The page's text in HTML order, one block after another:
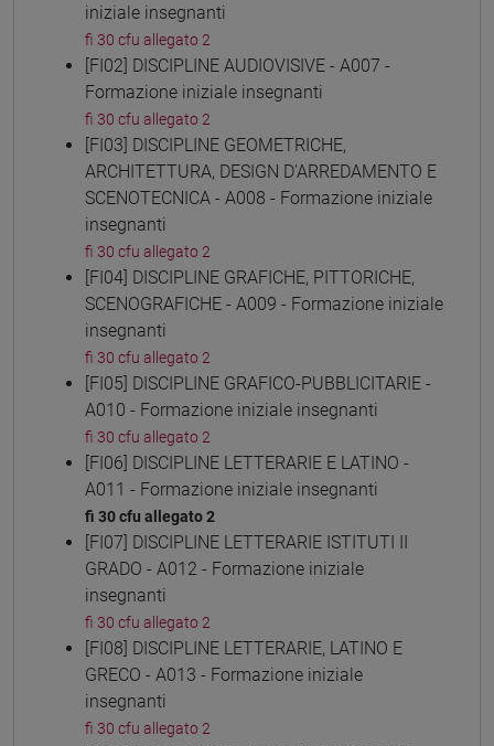
iniziale insegnanti
fi 30 cfu allegato 2
[FI02] DISCIPLINE AUDIOVISIVE - A007 -
Formazione iniziale insegnanti
fi 30 cfu allegato 2
[FI03] DISCIPLINE GEOMETRICHE,
ARCHITETTURA, DESIGN D'ARREDAMENTO E
SCENOTECNICA - A008 - Formazione iniziale
insegnanti
fi 30 cfu allegato 2
[FI04] DISCIPLINE GRAFICHE, PITTORICHE,
SCENOGRAFICHE - A009 - Formazione iniziale
insegnanti
fi 30 cfu allegato 2
[FI05] DISCIPLINE GRAFICO-PUBBLICITARIE -
A010 - Formazione iniziale insegnanti
fi 30 cfu allegato 2
[FI06] DISCIPLINE LETTERARIE E LATINO -
A011 - Formazione iniziale insegnanti
fi 30 cfu allegato 2
[FI07] DISCIPLINE LETTERARIE ISTITUTI II
GRADO - A012 - Formazione iniziale
insegnanti
fi 30 cfu allegato 2
[FI08] DISCIPLINE LETTERARIE, LATINO E
GRECO - A013 - Formazione iniziale
insegnanti
fi 30 cfu allegato 2